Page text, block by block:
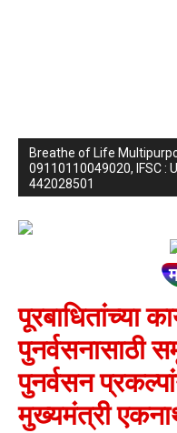
Breathe of Life
09110110049020, IFSC :
442028501
पूरबाधितांच्या
पुनर्वसनासाठी
पुनर्वसन
मुख्यमंत्री